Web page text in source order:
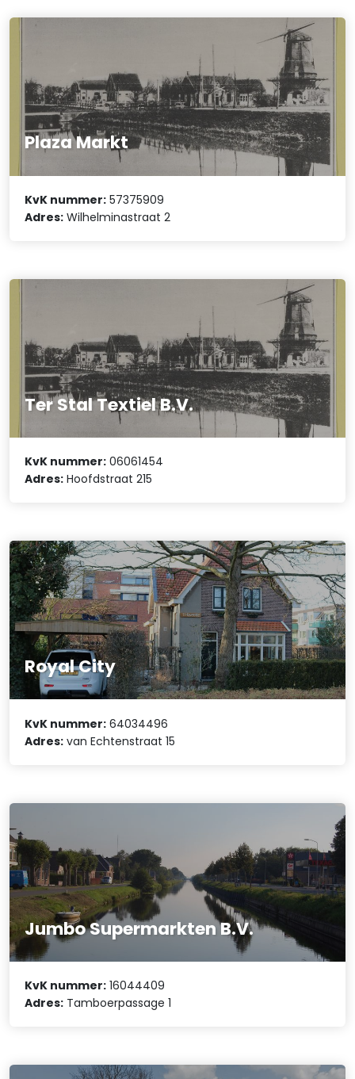
Plaza Markt
KvK nummer: 57375909
Adres: Wilhelminastraat 2
Ter Stal Textiel B.V.
KvK nummer: 06061454
Adres: Hoofdstraat 215
Royal City
KvK nummer: 64034496
Adres: van Echtenstraat 15
Jumbo Supermarkten B.V.
KvK nummer: 16044409
Adres: Tamboerpassage 1